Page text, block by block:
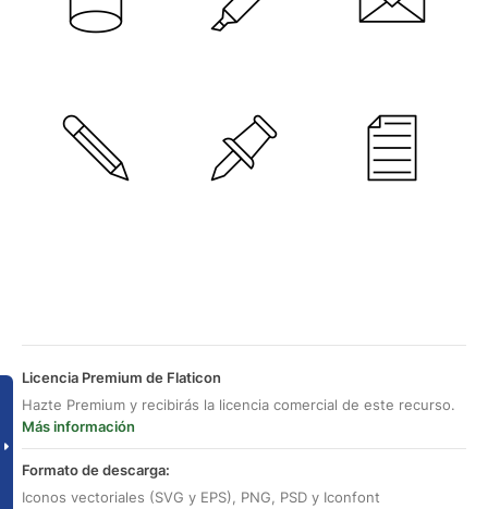
Licencia Premium de Flaticon
Hazte Premium y recibirás la licencia comercial de este recurso.
Más información
Formato de descarga:
Iconos vectoriales (SVG y EPS), PNG, PSD y Iconfont